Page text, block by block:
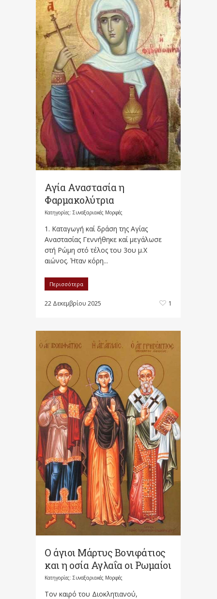
Αγία Αναστασία η
Φαρμακολύτρια
Κατηγορίες: Συναξαριακές Μορφές
1. Καταγωγή καί δράση της Αγίας
Αναστασίας Γεννήθηκε καί μεγάλωσε
στή Ρώμη στό τέλος του 3ου μ.Χ
αιώνος. Ήταν κόρη...
Περισσότερα
22 Δεκεμβρίου 2025 1
Ο άγιοι Μάρτυς Βονιφάτιος
και η οσία Αγλαΐα οι Ρωμαίοι
Κατηγορίες: Συναξαριακές Μορφές
Τον καιρό του Διοκλητιανού,